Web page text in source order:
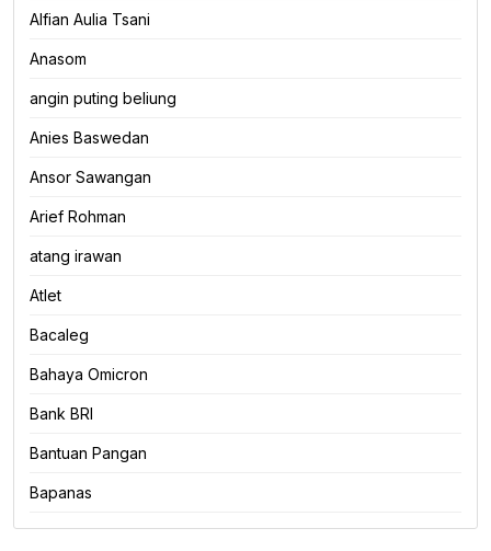
Alfian Aulia Tsani
Anasom
angin puting beliung
Anies Baswedan
Ansor Sawangan
Arief Rohman
atang irawan
Atlet
Bacaleg
Bahaya Omicron
Bank BRI
Bantuan Pangan
Bapanas